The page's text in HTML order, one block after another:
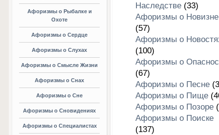
Афоризмы о Рыбалке и
Охоте
Афоризмы о Сердце
Афоризмы о Слухах
Афоризмы о Смысле Жизни
Афоризмы о Снах
Афоризмы о Сне
Афоризмы о Сновидениях
Афоризмы о Специалистах
Наследстве(33)
Афоризмы о Новизне
(57)
Афоризмы о
(100)
Афоризмы о
(67)
Афоризмы о Песне
Афоризмы о Пище
Афоризмы о Позоре
Афоризмы о Поиске
(137)